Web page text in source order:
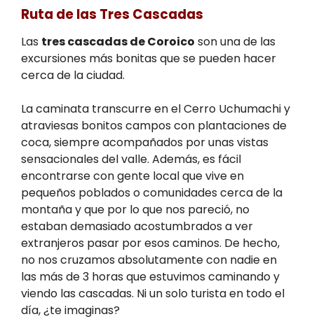
Ruta de las Tres Cascadas
Las tres cascadas de Coroico son una de las
excursiones más bonitas que se pueden hacer
cerca de la ciudad.
La caminata transcurre en el Cerro Uchumachi y
atraviesas bonitos campos con plantaciones de
coca, siempre acompañados por unas vistas
sensacionales del valle. Además, es fácil
encontrarse con gente local que vive en
pequeños poblados o comunidades cerca de la
montaña y que por lo que nos pareció, no
estaban demasiado acostumbrados a ver
extranjeros pasar por esos caminos. De hecho,
no nos cruzamos absolutamente con nadie en
las más de 3 horas que estuvimos caminando y
viendo las cascadas. Ni un solo turista en todo el
día, ¿te imaginas?